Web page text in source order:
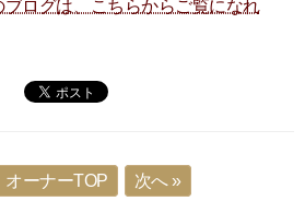
ログは、こちらからご覧になれ
オーナーTOP 次へ »